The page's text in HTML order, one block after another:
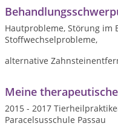
Hautprobleme, Störung im
Stoffwechselprobleme,
alternative
Meine
2015 - 2017
Paracelsusschule Passau